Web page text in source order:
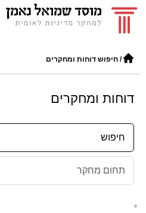
/ חיפוש דוחות ומחקרים
דוחות ומחקרים